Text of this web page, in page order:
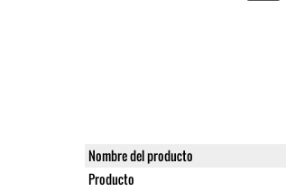
Nombre del producto
Producto